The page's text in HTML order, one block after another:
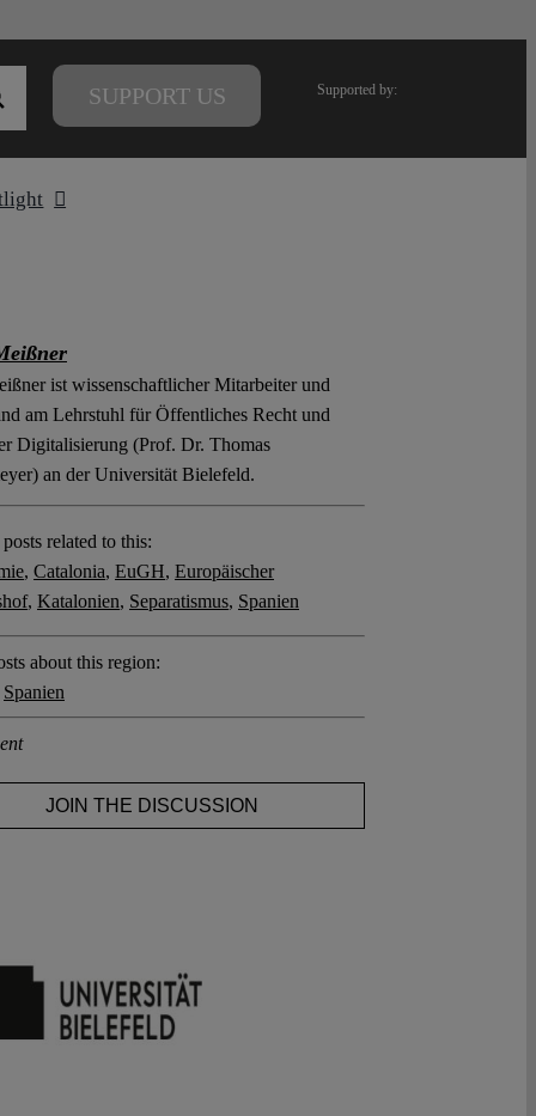
SUPPORT US Supported by:
ist wissenschaftlicher Mitarbeiter und
am Lehrstuhl für Öffentliches Recht und
Digitalisierung (Prof. Dr. Thomas
an der Universität Bielefeld.
related to this:
, Catalonia, EuGH, Europäischer
, Katalonien, Separatismus, Spanien
about this region:
Spanien
JOIN THE DISCUSSION